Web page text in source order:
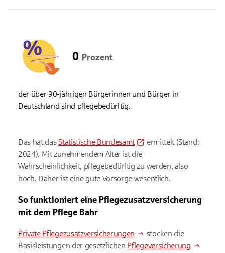
0 Prozent
der über 90-jährigen Bürgerinnen und Bürger in
Deutschland sind pflegebedürftig.
Das hat dasStatistische Bundesamt
ermittelt (Stand:
2024). Mit zunehmendem Alter ist die
Wahrscheinlichkeit, pflegebedürftig zu werden, also
hoch. Daher ist eine gute Vorsorge wesentlich.
So funktioniert eine Pflegezusatzversicherung
mit dem Pflege Bahr
Private Pflegezusatzversicherungen
stocken die
Basisleistungen der gesetzlichen Pflegeversicherung